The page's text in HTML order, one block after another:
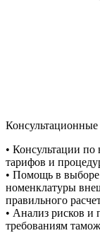
Консультационные
• Консультации по
тарифов и
• Помощь в
номенклатуры
правильного
• Анализ рисков и
требованиям